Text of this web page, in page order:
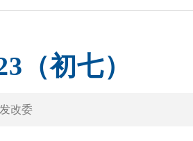
（初七）
改委